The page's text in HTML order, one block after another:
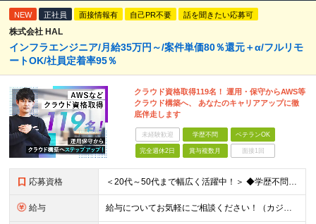
NEW 正社員 面接情報有 自己PR不要 話を聞きたい応募可
株式会社 HAL
インフラエンジニア/月給35万円～/案件単価80％還元＋α/フルリモ
ートOK/社員定着率95％
クラウド資格取得119名！ 運用・保守からAWS等
クラウド構築へ、 あなたのキャリアアップに徹
底伴走します
未経験歓迎 学歴不問 ベテランOK
完全週休2日 賞与複数月 面接1回
応募資格 ＜20代～50代まで幅広く活躍中！＞ ◆学歴不問 ◆何らかのインフラ関連の実務経験 ★経験年数不問/運用監視レベルも歓迎 ＜こんな方は大歓迎！＞ ◎今の収入に不満がある ◎もっと上流の案件で活躍した
給与 給与についてお気軽にご相談ください！（カジュアル面談可能） 月給35万円～＋各種手当＋賞与2回 ※固定残業代は、時間外労働の有無に関わらず40時間分を87,500円～支給 ※超過分は別途支給 ※試用